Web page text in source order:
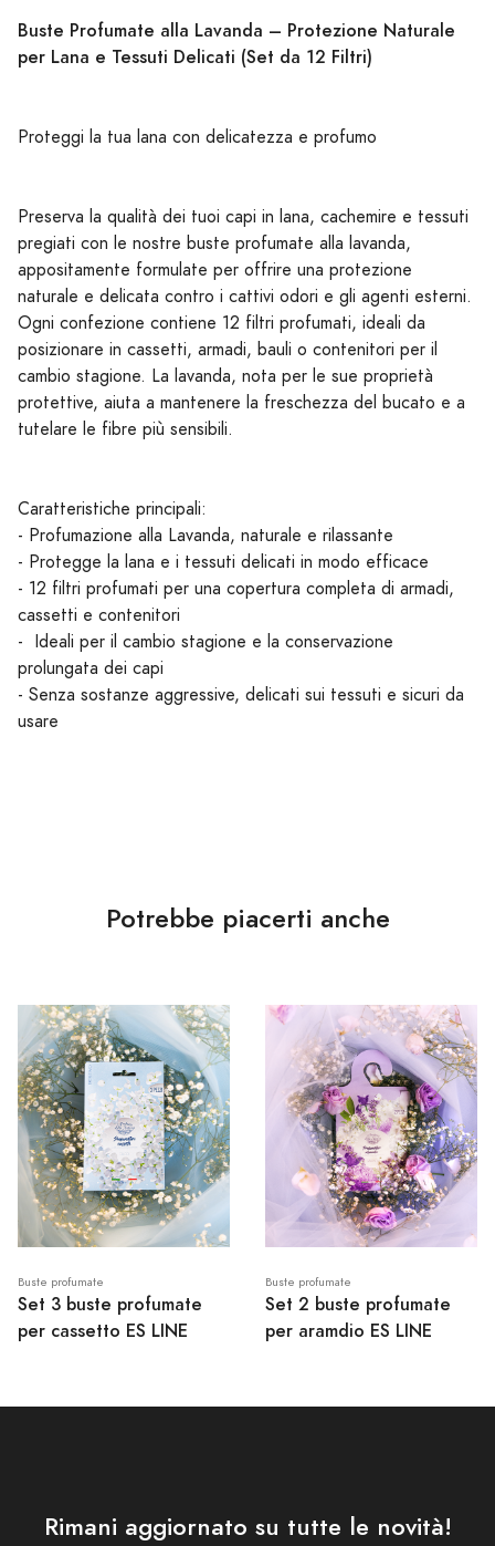
Buste Profumate alla Lavanda – Protezione Naturale
per Lana e Tessuti Delicati (Set da 12 Filtri)
Proteggi la tua lana con delicatezza e profumo
Preserva la qualità dei tuoi capi in lana, cachemire e tessuti
pregiati con le nostre buste profumate alla lavanda,
appositamente formulate per offrire una protezione
naturale e delicata contro i cattivi odori e gli agenti esterni.
Ogni confezione contiene 12 filtri profumati, ideali da
posizionare in cassetti, armadi, bauli o contenitori per il
cambio stagione. La lavanda, nota per le sue proprietà
protettive, aiuta a mantenere la freschezza del bucato e a
tutelare le fibre più sensibili.
Caratteristiche principali:
- Profumazione alla Lavanda, naturale e rilassante
- Protegge la lana e i tessuti delicati in modo efficace
- 12 filtri profumati per una copertura completa di armadi,
cassetti e contenitori
- Ideali per il cambio stagione e la conservazione
prolungata dei capi
- Senza sostanze aggressive, delicati sui tessuti e sicuri da
usare
Potrebbe piacerti anche
Buste profumate
Set 3 buste profumate
per cassetto ES LINE
Buste profumate
Set 2 buste profumate
per aramdio ES LINE
Rimani aggiornato su tutte le novità!